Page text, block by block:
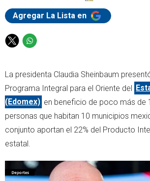
Agregar La Lista en
T
t
t
e
r
W
t
s
a
p
p
La presidenta Claudia Sheinbaum
Programa Integral para el Oriente del
(Edomex) en beneficio de poco más de
personas que habitan 10 municipios
conjunto aportan el 22% del Producto
estatal.